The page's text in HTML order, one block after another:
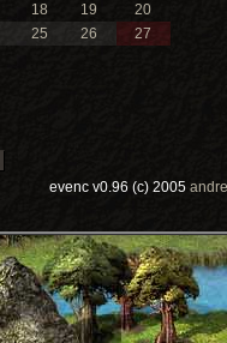
18 19
20
25 26
27
evenc v0.96 (c) 2005